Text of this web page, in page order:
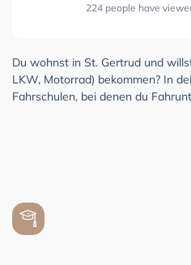
224 people have
Du wohnst in St. Gertrud und
LKW, Motorrad) bekommen? In
Fahrschulen, bei denen du